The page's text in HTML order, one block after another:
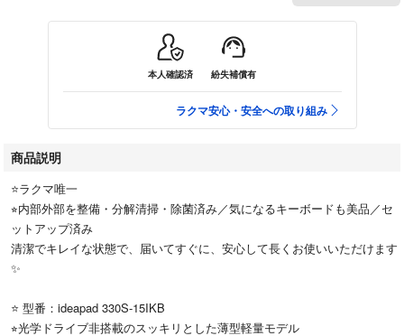
本人確認済 紛失補償有
ラクマ安心・安全への取り組み
商品説明
⭐️ラクマ唯一
⭐︎内部外部を整備・分解清掃・除菌済み／気になるキーボードも美品／セ
ットアップ済み
清潔でキレイな状態で、届いてすぐに、安心して長くお使いいただけます
✨
⭐️ 型番：ideapad 330S-15IKB
⭐︎光学ドライブ非搭載のスッキリとした薄型軽量モデル